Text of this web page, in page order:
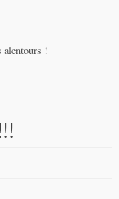
alentours !